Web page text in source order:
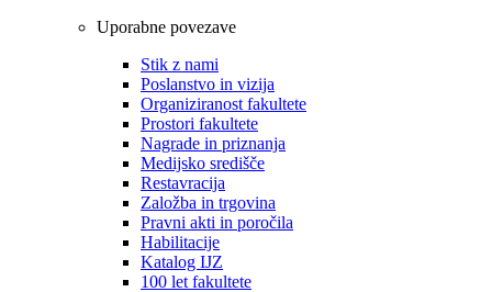
Uporabne povezave
Stik z nami
Poslanstvo in vizija
Organiziranost fakultete
Prostori fakultete
Nagrade in priznanja
Medijsko središče
Restavracija
Založba in trgovina
Pravni akti in poročila
Habilitacije
Katalog IJZ
100 let fakultete